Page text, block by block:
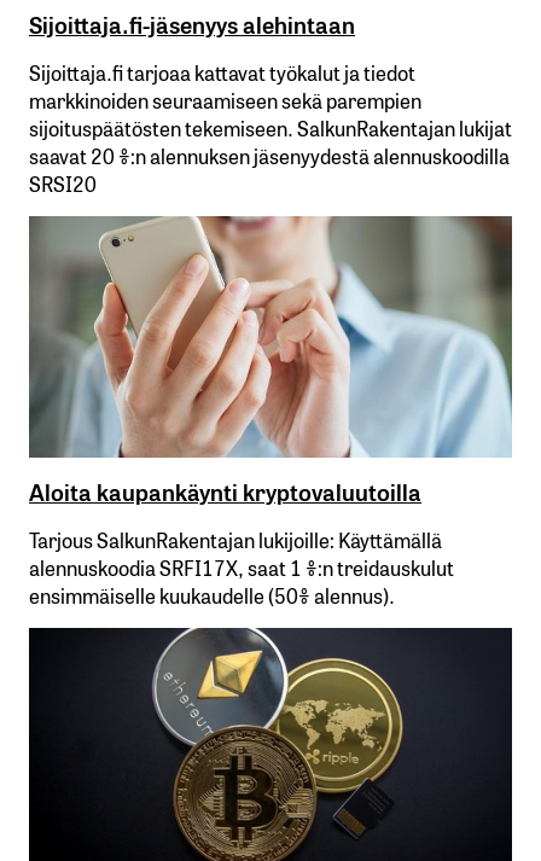
Sijoittaja.fi-jäsenyys alehintaan
Sijoittaja.fi tarjoaa kattavat työkalut ja tiedot
markkinoiden seuraamiseen sekä parempien
sijoituspäätösten tekemiseen. SalkunRakentajan lukijat
saavat 20 %:n alennuksen jäsenyydestä alennuskoodilla
SRSI20
Aloita kaupankäynti kryptovaluutoilla
Tarjous SalkunRakentajan lukijoille: Käyttämällä​ ​
alennuskoodia​ ​SRFI17X,​ ​saat​ ​1 %:n treidauskulut​ ​
ensimmäiselle​ ​kuukaudelle​ ​(50%​ ​alennus).